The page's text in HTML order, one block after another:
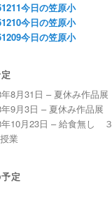
今日の笠原小
今日の笠原小
今日の笠原小
8月31日 – 夏休み作品展
9月3日 – 夏休み作品展
年10月23日 – 給食無し ３
業
定